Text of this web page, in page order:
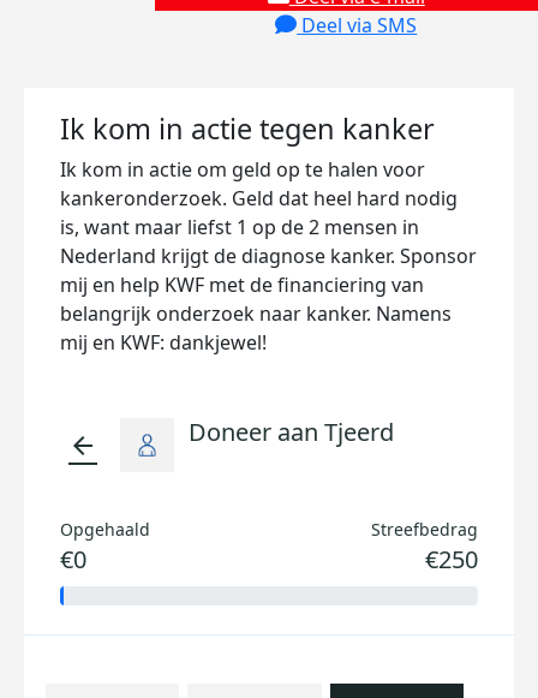
Deel via SMS
Ik kom in actie tegen kanker
Ik kom in actie om geld op te halen voor
kankeronderzoek. Geld dat heel hard nodig
is, want maar liefst 1 op de 2 mensen in
Nederland krijgt de diagnose kanker. Sponsor
mij en help KWF met de financiering van
belangrijk onderzoek naar kanker. Namens
mij en KWF: dankjewel!
arrow_back Doneer aan Tjeerd
Opgehaald
€0
Streefbedrag
€250